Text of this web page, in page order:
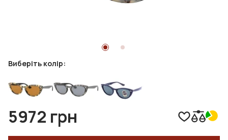
Виберіть колір:
5972 грн